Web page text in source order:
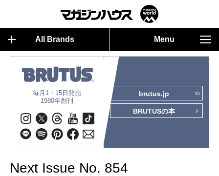
All Brands Menu
毎月1・15日発売
1980年創刊
brutus.jp
BRUTUSの本
Next Issue No. 854